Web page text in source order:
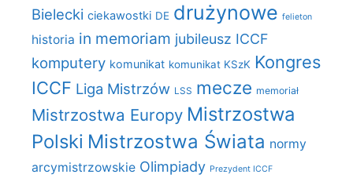
Bielecki ciekawostki DE drużynowe felieton
historia in memoriam jubileusz ICCF
komputery komunikat komunikat KSzK Kongres
ICCF Liga Mistrzów LSS mecze memoriał
Mistrzostwa Europy Mistrzostwa
Polski Mistrzostwa Świata normy
arcymistrzowskie Olimpiady Prezydent ICCF